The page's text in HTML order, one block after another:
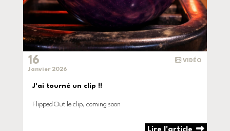
VIDÉO
16
Janvier 2026
J'ai tourné un clip !!
Flipped Out le clip, coming soon
Lire l'article